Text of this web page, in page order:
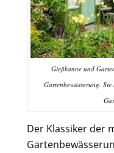
Gießkanne und
Gartenbewässerung.
Der Klassiker der